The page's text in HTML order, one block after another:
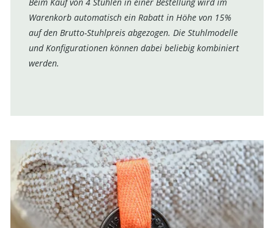
Warenkorb automatisch ein Rabatt in Höhe von 15%
auf den Brutto-Stuhlpreis abgezogen. Die Stuhlmodelle
und Konfigurationen können dabei beliebig kombiniert
werden.